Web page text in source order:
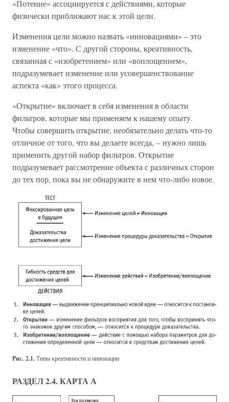
«Потение» ассоциируется с действиями, которые
физически приближают нас к этой цели.
Изменения цели можно назвать «инновациями» – это
изменение «что». С другой стороны, креативность,
связанная с «изобретением» или «воплощением»,
подразумевает изменение или усовершенствование
аспекта «как» этого процесса.
«Открытие» включает в себя изменения в области
фильтров, которые мы применяем к нашему опыту.
Чтобы совершить открытие, необязательно делать что-то
отличное от того, что вы делаете всегда, – нужно лишь
применить другой набор фильтров. Открытие
подразумевает рассмотрение объекта с различных сторон
до тех пор, пока вы не обнаружите в нем что-либо новое.
Рис. 2.1.Типы креативности и инновации
РАЗДЕЛ 2.4. КАРТА А